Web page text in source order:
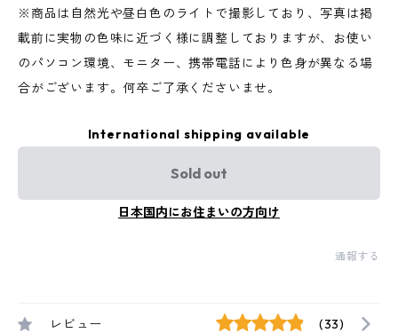
※商品は自然光や昼白色のライトで撮影しており、写真は掲
載前に実物の色味に近づく様に調整しておりますが、お使い
のパソコン環境、モニター、携帯電話により色身が異なる場
合がございます。何卒ご了承くださいませ。
International shipping available
Sold out
日本国内にお住まいの方向け
通報する
レビュー (33)